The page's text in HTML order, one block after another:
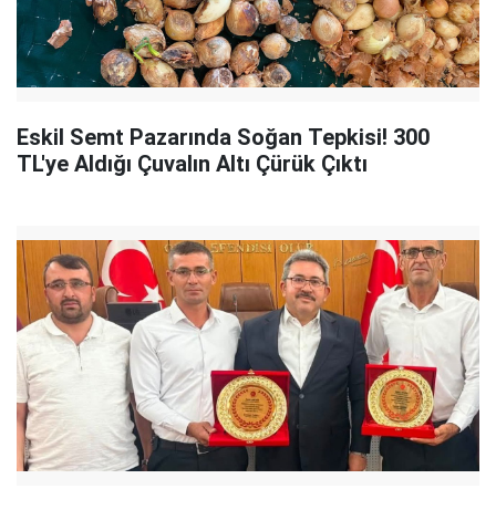
Eskil Semt Pazarında Soğan Tepkisi! 300
TL'ye Aldığı Çuvalın Altı Çürük Çıktı